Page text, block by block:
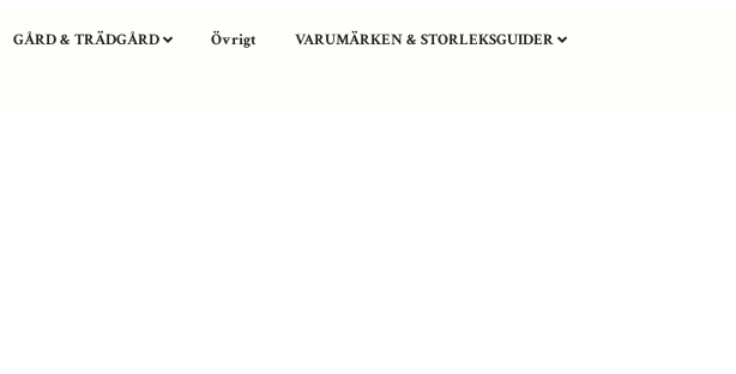
GÅRD & TRÄDGÅRD Övrigt VARUMÄRKEN & STORLEKSGUIDER